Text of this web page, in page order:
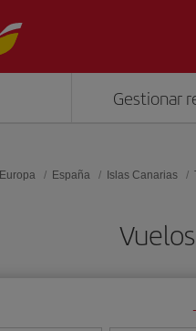
Gestionar
Europa España Islas Canarias